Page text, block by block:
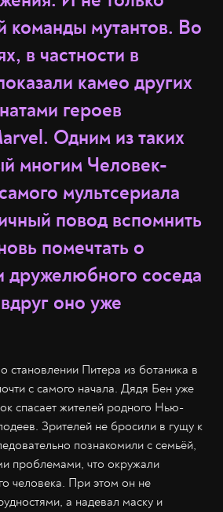
команды мутантов. Во
в частности в
камео других
героев
Одним из таких
многим Человек-
мультсериала
повод вспомнить
помечтать о
дружелюбного соседа
оно уже
становлении Питера из ботаника в
с самого начала. Дядя Бен уже
спасает жителей родного Нью-
Зрителей не бросили в гущу к
познакомили с семьёй,
проблемами, что окружали
человека. При этом он не
а надевал маску и